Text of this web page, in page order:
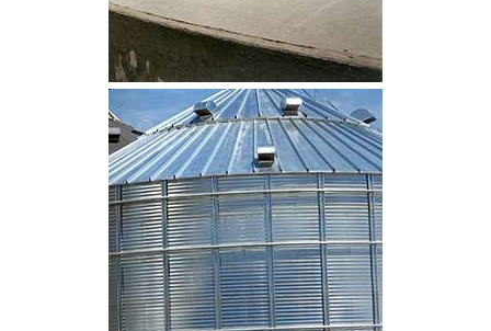
CLIQUEZ POUR AGRANDIR